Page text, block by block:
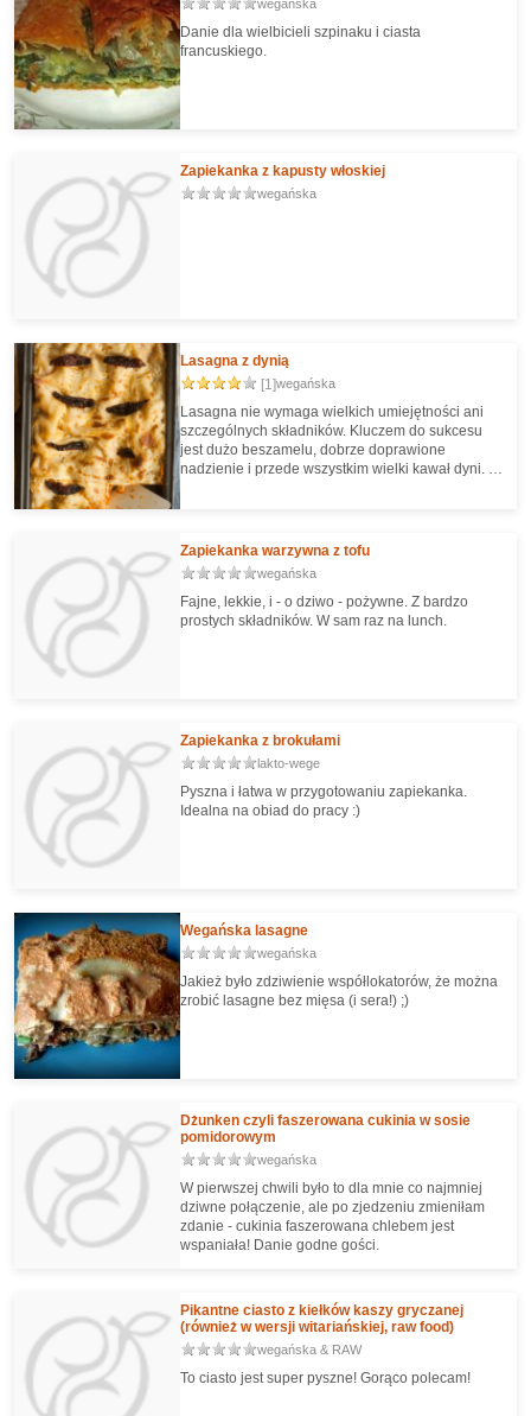
wegańska
Danie dla wielbicieli szpinaku i ciasta
francuskiego.
Zapiekanka z kapusty włoskiej
wegańska
Lasagna z dynią
[1]wegańska
Lasagna nie wymaga wielkich umiejętności ani
szczególnych składników. Kluczem do sukcesu
jest dużo beszamelu, dobrze doprawione
nadzienie i przede wszystkim wielki kawał dyni. W
powinien wystarczyć 2,5 kg kawałek, a jeśli ma
grubą skorupę i dużo pestek w środku, to lepiej
mieć w zanadrzu nawet 3 kilogramy.
Zapiekanka warzywna z tofu
wegańska
Fajne, lekkie, i - o dziwo - pożywne. Z bardzo
prostych składników. W sam raz na lunch.
Zapiekanka z brokułami
lakto-wege
Pyszna i łatwa w przygotowaniu zapiekanka.
Idealna na obiad do pracy :)
Wegańska lasagne
wegańska
Jakież było zdziwienie współlokatorów, że można
zrobić lasagne bez mięsa (i sera!) ;)
Dżunken czyli faszerowana cukinia w sosie
pomidorowym
wegańska
W pierwszej chwili było to dla mnie co najmniej
dziwne połączenie, ale po zjedzeniu zmieniłam
zdanie - cukinia faszerowana chlebem jest
wspaniała! Danie godne gości.
Pikantne ciasto z kiełków kaszy gryczanej
(również w wersji witariańskiej, raw food)
wegańska & RAW
To ciasto jest super pyszne! Gorąco polecam!